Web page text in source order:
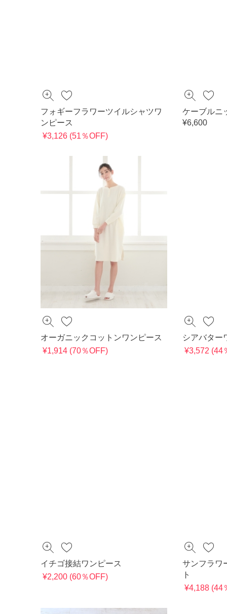
フォギーフラワーツイルシャツワ
ンピース
¥3,126 (51％OFF)
ケーブルニ
¥6,600
オーガニックコットンワンピース
¥1,914 (70％OFF)
シアバター
¥3,572 (44
イチゴ接結ワンピース
¥2,200 (60％OFF)
サンフラワ
ト
¥4,188 (44